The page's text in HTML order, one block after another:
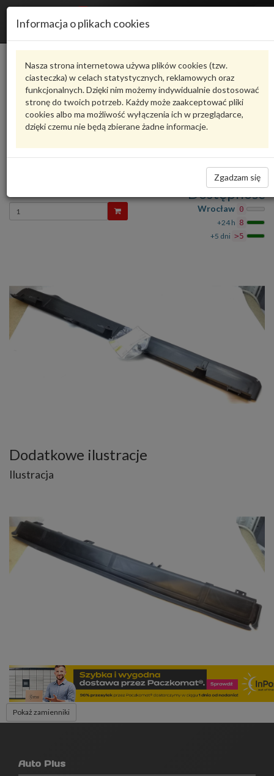
Informacja o plikach cookies
Nasza strona internetowa używa plików cookies (tzw.
ciasteczka) w celach statystycznych, reklamowych oraz
funkcjonalnych. Dzięki nim możemy indywidualnie dostosować
stronę do twoich potrzeb. Każdy może zaakceptować pliki
cookies albo ma możliwość wyłączenia ich w przeglądarce,
dzięki czemu nie będą zbierane żadne informacje.
Zgadzam się
Karta produktu
4M0807957VAG
VAG - produkt oryginalny VW AUDI SEAT SKODA
nakładka 4M0807957 VAG
Wprowadź
ilość
Dostępność
Wrocław 0
+24 h 8
+5 dni >5
Dodatkowe ilustracje
Ilustracja
Pokaż zamienniki
Auto Plus